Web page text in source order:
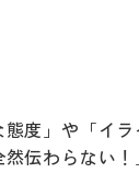
度」や「イラ
伝わらない